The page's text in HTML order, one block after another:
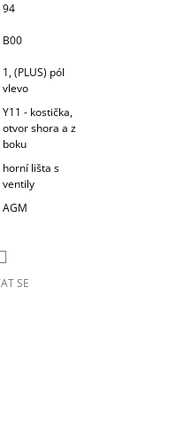
94
B00
1, (PLUS) pól
vlevo
Y11 - kostička,
otvor shora a z
boku
horní lišta s
ventily
AGM
SE